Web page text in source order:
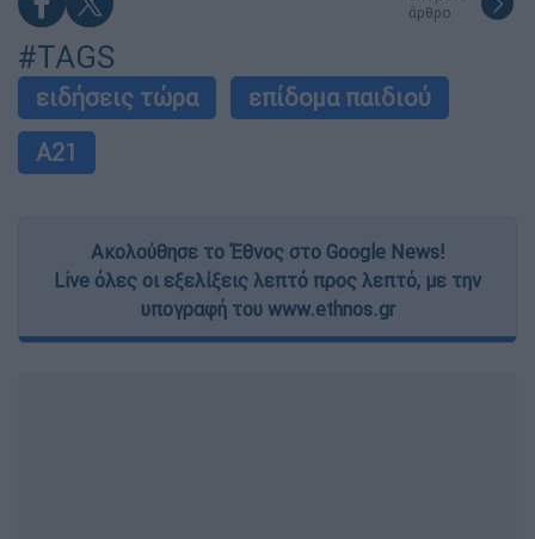
άρθρο
#TAGS
ειδήσεις τώρα
επίδομα παιδιού
Α21
Ακολούθησε το Έθνος στο Google News!
Live όλες οι εξελίξεις λεπτό προς λεπτό, με την
υπογραφή του www.ethnos.gr